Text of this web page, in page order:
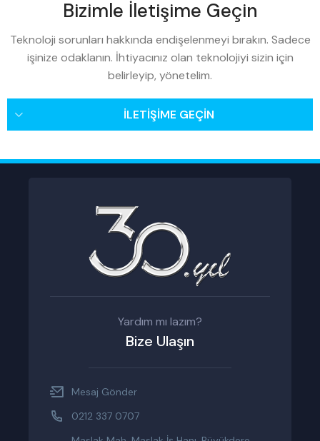
Bizimle İletişime Geçin
Teknoloji sorunları hakkında endişelenmeyi bırakın. Sadece
işinize odaklanın. İhtiyacınız olan teknolojiyi sizin için
belirleyip, yönetelim.
İLETİŞİME GEÇİN
Yardım mı lazım?
Bize Ulaşın
Mesaj Gönder
0212 337 0707